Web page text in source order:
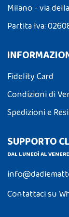
Milano - via
Partita Iva:
Fidelity Card
Condizioni di
Spedizioni e Resi
SUPPORTO
DAL LUNEDÌ AL
Contattaci su